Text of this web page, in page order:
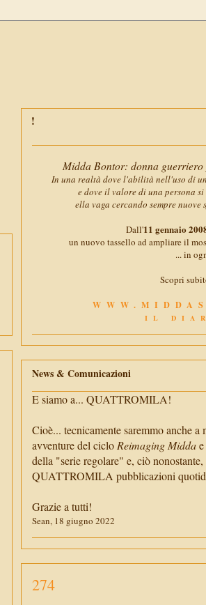
Midda Bontor: donna guerriero
In una realtà dove l'abilità nell'uso di
e dove il valore di una persona
ella vaga cercando sempre
Dall'11 gennaio
un nuovo tassello ad ampliare il
... in
Scopri
IL
News & Comunicazioni
E siamo a... QUATTROMILA!
Cioè... tecnicamente saremmo anche
avventure del cicloReimaging Midda
della "serie regolare" e, ciò
QUATTROMILA pubblicazioni
Grazie a tutti!
Sean, 18 giugno 2022
274